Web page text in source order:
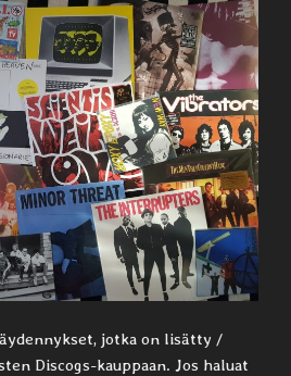
jotka on lisätty /
Discogs-kauppaan. Jos haluat